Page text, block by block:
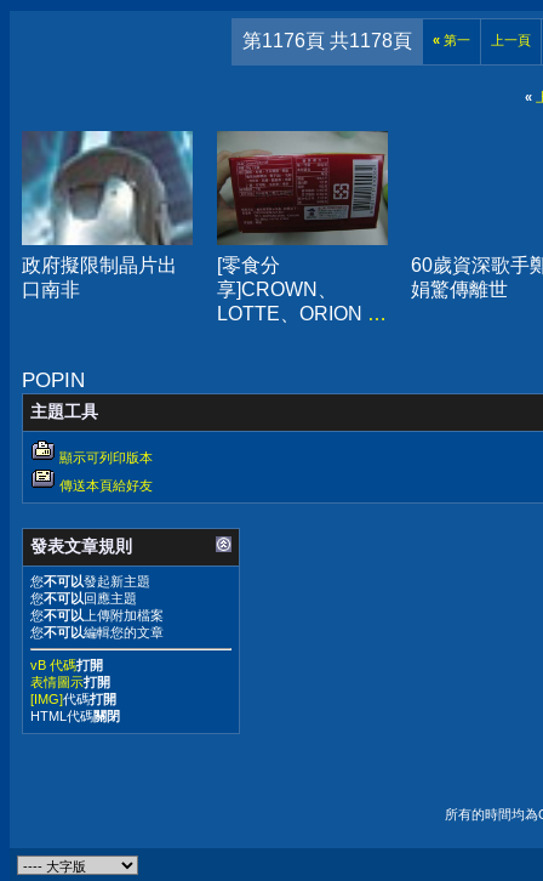
第1176頁 共1178頁 «第一 上一頁
«
政府擬限制晶片出
口南非
[零食分
享]CROWN、
LOTTE、ORION 三
60歲資深歌手
娟驚傳離世
POPIN
主題工具
顯示可列印版本
傳送本頁給好友
發表文章規則
您不可以發起新主題
您不可以回應主題
您不可以 上傳附加檔案
您不可以編輯您的文章
vB 代碼打開
表情圖示打開
[IMG]代碼打開
HTML代碼關閉
所有的時間均為